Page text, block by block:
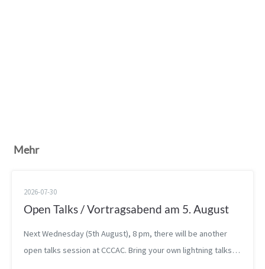
Mehr
2026-07-30
Open Talks / Vortragsabend am 5. August
Next Wednesday (5th August), 8 pm, there will be another
open talks session at CCCAC. Bring your own lightning talks,